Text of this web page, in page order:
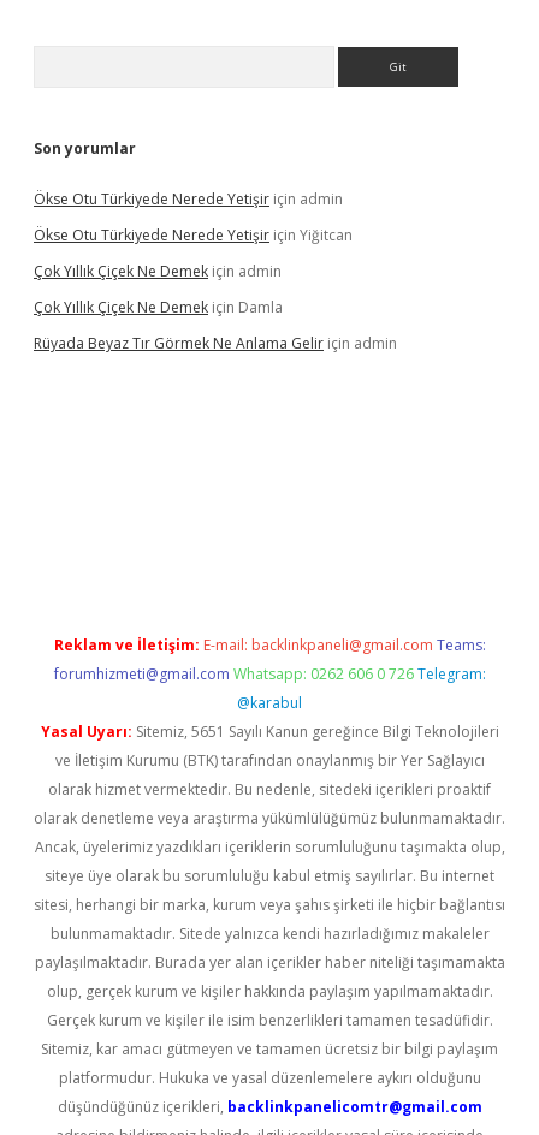
Son yorumlar
Ökse Otu Türkiyede Nerede Yetişir için admin
Ökse Otu Türkiyede Nerede Yetişir için Yiğitcan
Çok Yıllık Çiçek Ne Demek için admin
Çok Yıllık Çiçek Ne Demek için Damla
Rüyada Beyaz Tır Görmek Ne Anlama Gelir için admin
Reklam ve İletişim: E-mail: backlinkpaneli@gmail.com Teams:
forumhizmeti@gmail.com Whatsapp: 0262 606 0 726 Telegram:
@karabul
Yasal Uyarı: Sitemiz, 5651 Sayılı Kanun gereğince Bilgi Teknolojileri
ve İletişim Kurumu (BTK) tarafından onaylanmış bir Yer Sağlayıcı
olarak hizmet vermektedir. Bu nedenle, sitedeki içerikleri proaktif
olarak denetleme veya araştırma yükümlülüğümüz bulunmamaktadır.
Ancak, üyelerimiz yazdıkları içeriklerin sorumluluğunu taşımakta olup,
siteye üye olarak bu sorumluluğu kabul etmiş sayılırlar. Bu internet
sitesi, herhangi bir marka, kurum veya şahıs şirketi ile hiçbir bağlantısı
bulunmamaktadır. Sitede yalnızca kendi hazırladığımız makaleler
paylaşılmaktadır. Burada yer alan içerikler haber niteliği taşımamakta
olup, gerçek kurum ve kişiler hakkında paylaşım yapılmamaktadır.
Gerçek kurum ve kişiler ile isim benzerlikleri tamamen tesadüfidir.
Sitemiz, kar amacı gütmeyen ve tamamen ücretsiz bir bilgi paylaşım
platformudur. Hukuka ve yasal düzenlemelere aykırı olduğunu
düşündüğünüz içerikleri, backlinkpanelicomtr@gmail.com